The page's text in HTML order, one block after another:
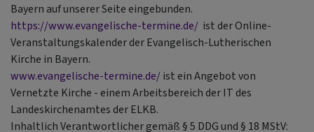
Bayern auf unserer Seite eingebunden.
https://www.evangelische-termine.de/ ist der Online-
Veranstaltungskalender der Evangelisch-Lutherischen
Kirche in Bayern.
www.evangelische-termine.de/ist ein Angebot von
Vernetzte Kirche - einem Arbeitsbereich der IT des
Landeskirchenamtes der ELKB.
Inhaltlich Verantwortlicher gemäß § 5 DDG und § 18 MStV: